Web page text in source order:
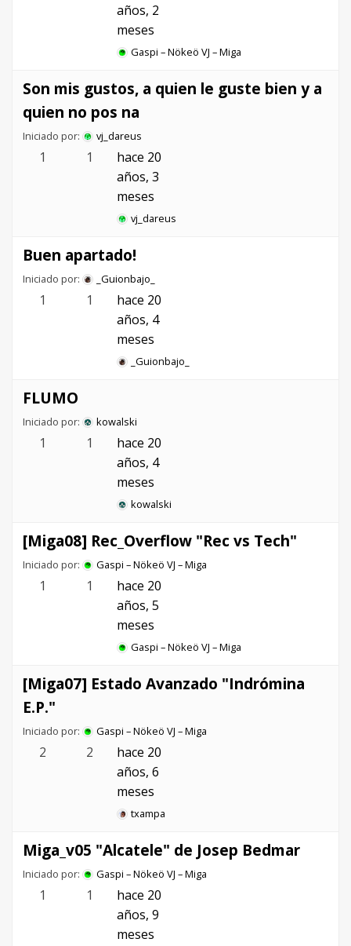
años, 2
meses
Gaspi – Nökeö VJ – Miga
Son mis gustos, a quien le guste bien y a
quien no pos na
Iniciado por: vj_dareus
1 1
hace 20
años, 3
meses
vj_dareus
Buen apartado!
Iniciado por: _Guionbajo_
1 1
hace 20
años, 4
meses
_Guionbajo_
FLUMO
Iniciado por: kowalski
1 1
hace 20
años, 4
meses
kowalski
[Miga08] Rec_Overflow "Rec vs Tech"
Iniciado por: Gaspi – Nökeö VJ – Miga
1 1
hace 20
años, 5
meses
Gaspi – Nökeö VJ – Miga
[Miga07] Estado Avanzado "Indrómina
E.P."
Iniciado por: Gaspi – Nökeö VJ – Miga
2 2
hace 20
años, 6
meses
txampa
Miga_v05 "Alcatele" de Josep Bedmar
Iniciado por: Gaspi – Nökeö VJ – Miga
1 1
hace 20
años, 9
meses